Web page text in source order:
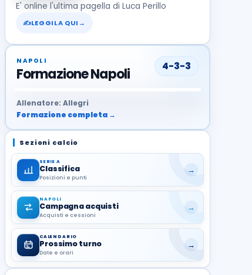
E' online l'ultima pagella di Luca Perillo
✍LEGGILA QUI →
NAPOLI
Formazione Napoli 4-3-3
Allenatore: Allegri
Formazione completa →
Sezioni calcio
SERIE A
Classifica
Posizioni e punti
→
NAPOLI
Campagna acquisti
Acquisti e cessioni
→
CALENDARIO
Prossimo turno
Date e orari
→